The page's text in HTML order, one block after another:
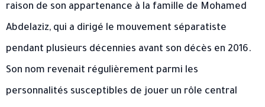
raison de son appartenance à la famille de Mohamed
Abdelaziz, qui a dirigé le mouvement séparatiste
pendant plusieurs décennies avant son décès en 2016.
Son nom revenait régulièrement parmi les
personnalités susceptibles de jouer un rôle central